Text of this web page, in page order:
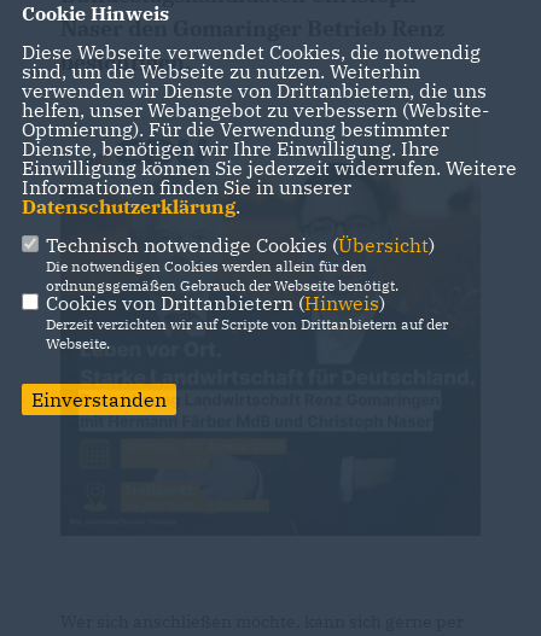
Naser den Gomaringer Betrieb Renz
besichtigen.
Cookie Hinweis
Diese Webseite verwendet Cookies, die notwendig
sind, um die Webseite zu nutzen. Weiterhin
verwenden wir Dienste von Drittanbietern, die uns
helfen, unser Webangebot zu verbessern (Website-
Optmierung). Für die Verwendung bestimmter
Dienste, benötigen wir Ihre Einwilligung. Ihre
Einwilligung können Sie jederzeit widerrufen. Weitere
Informationen finden Sie in unserer
Datenschutzerklärung.
Technisch notwendige Cookies (Übersicht)
Die notwendigen Cookies werden allein für den
ordnungsgemäßen Gebrauch der Webseite benötigt.
Cookies von Drittanbietern (Hinweis)
Derzeit verzichten wir auf Scripte von Drittanbietern auf der
Webseite.
Einverstanden